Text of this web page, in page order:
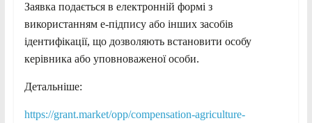
Заявка подається в електронній формі з
використанням е-підпису або інших засобів
ідентифікації, що дозволяють встановити особу
керівника або уповноваженої особи.
Детальніше:
https://grant.market/opp/compensation-agriculture-